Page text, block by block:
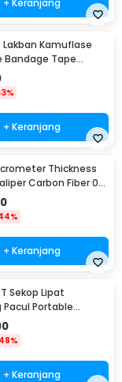
Lakban Kamuflase
Bandage Tape
50mm - H10
+ Keranjang
Thickness
Carbon Fiber 0-
+ Keranjang
Sekop Lipat
Portable
40cm - 101
48%
+ Keranjang